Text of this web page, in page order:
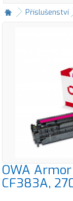
Příslušenství
OWA
CF383A,